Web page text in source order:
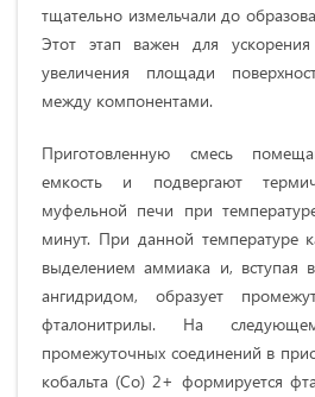
тщательно измельчали до
Этот этап важен для
увеличения площади
между компонентами.
Приготовленную смесь
емкость и подвергают
муфельной печи при
минут. При данной температуре
выделением аммиака и, вступая
ангидридом, образует
фталонитрилы. На
промежуточных соединений в
кобальта (Co) 2+ формируется